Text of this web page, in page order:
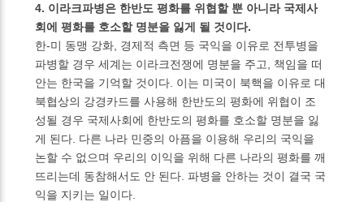
4. 이라크파병은 한반도 평화를 위협할 뿐 아니라 국제사
회에 평화를 호소할 명분을 잃게 될 것이다.
한-미 동맹 강화, 경제적 측면 등 국익을 이유로 전투병을
파병할 경우 세계는 이라크전쟁에 명분을 주고, 책임을 떠
안는 한국을 기억할 것이다. 이는 미국이 북핵을 이유로 대
북협상의 강경카드를 사용해 한반도의 평화에 위협이 조
성될 경우 국제사회에 한반도의 평화를 호소할 명분을 잃
게 된다. 다른 나라 민중의 아픔을 이용해 우리의 국익을
논할 수 없으며 우리의 이익을 위해 다른 나라의 평화를 깨
뜨리는데 동참해서도 안 된다. 파병을 안하는 것이 결국 국
익을 지키는 일이다.